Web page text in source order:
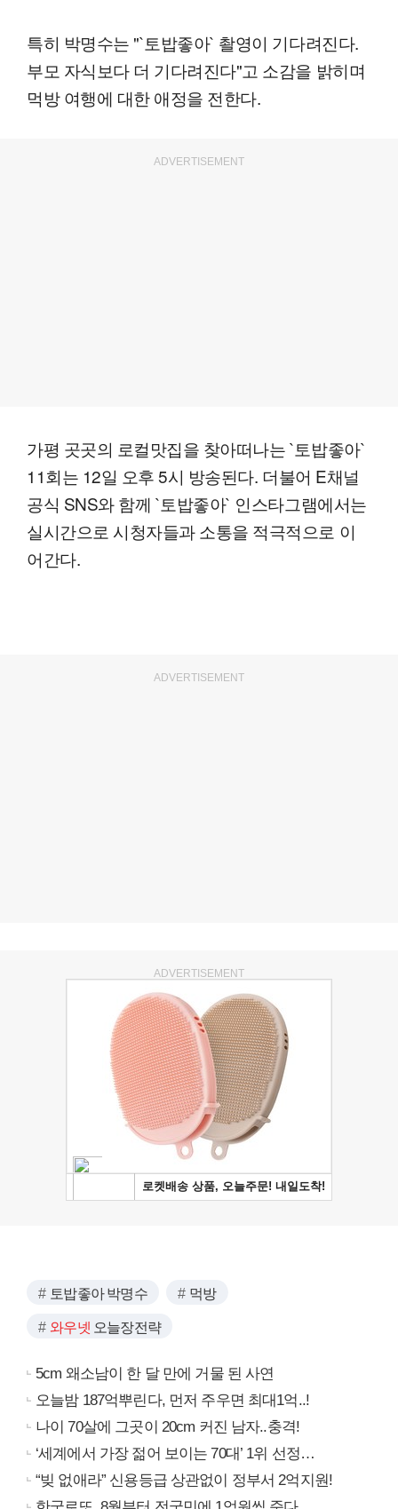
특히 박명수는 "`토밥좋아` 촬영이 기다려진다.
부모 자식보다 더 기다려진다"고 소감을 밝히며
먹방 여행에 대한 애정을 전한다.
ADVERTISEMENT
가평 곳곳의 로컬맛집을 찾아떠나는 `토밥좋아`
11회는 12일 오후 5시 방송된다. 더불어 E채널
공식 SNS와 함께 `토밥좋아` 인스타그램에서는
실시간으로 시청자들과 소통을 적극적으로 이
어간다.
ADVERTISEMENT
ADVERTISEMENT
토밥좋아 박명수 먹방
와우넷 오늘장전략
5cm 왜소남이 한 달 만에 거물 된 사연
오늘밤 187억뿌린다, 먼저 주우면 최대1억..!
나이 70살에 그곳이 20cm 커진 남자..충격!
‘세계에서 가장 젊어 보이는 70대’ 1위 선정…
“빚 없애라” 신용등급 상관없이 정부서 2억지원!